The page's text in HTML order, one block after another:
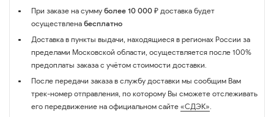
При заказе на сумму более 10 000 ₽ доставка будет
осуществлена бесплатно
Доставка в пункты выдачи, находящиеся в регионах России за
пределами Московской области, осуществляется после 100%
предоплаты заказа с учётом стоимости доставки.
После передачи заказа в службу доставки мы сообщим Вам
трек-номер отправления, по которому Вы сможете отслеживать
его передвижение на официальном сайте «СДЭК».